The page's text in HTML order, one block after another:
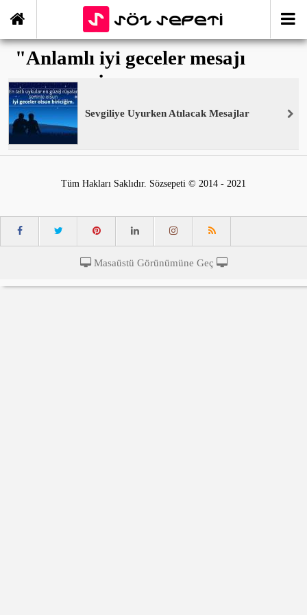
"Anlamlı iyi geceler mesajı
uzun" ile İlişikli yazılar
Sevgiliye Uyurken Atılacak Mesajlar
Tüm Hakları Saklıdır. Sözsepeti © 2014 - 2021
Masaüstü Görünümüne Geç